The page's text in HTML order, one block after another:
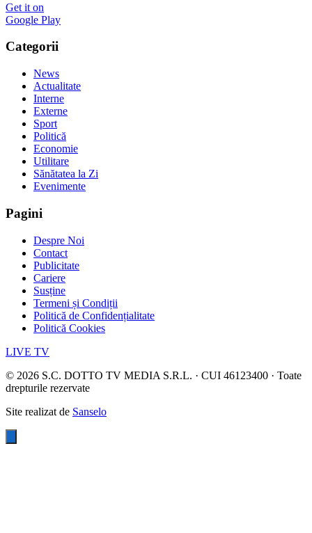
Get it on
Google Play
Categorii
News
Actualitate
Interne
Externe
Sport
Politică
Economie
Utilitare
Sănătatea la Zi
Evenimente
Pagini
Despre Noi
Contact
Publicitate
Cariere
Susține
Termeni și Condiții
Politică de Confidențialitate
Politică Cookies
LIVE TV
© 2026 S.C. DOTTO TV MEDIA S.R.L. · CUI 46123400 · Toate
drepturile rezervate
Site realizat de Sanselo